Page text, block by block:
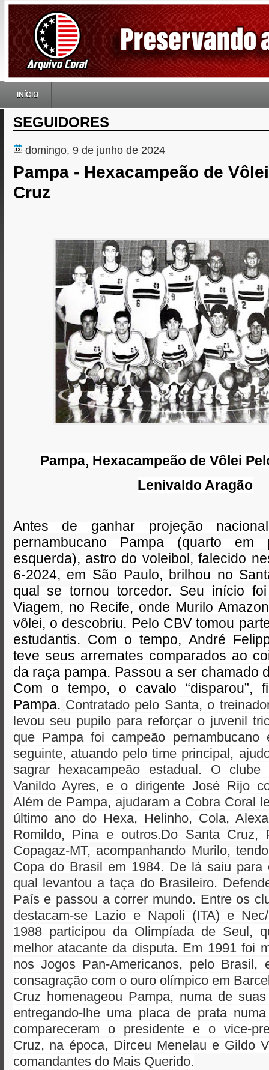
INÍCIO
SEGUIDORES
domingo, 9 de junho de 2024
Pampa - Hexacampeão de
Cruz
Pampa, Hexacampeão de Vôlei
Lenivaldo Aragão
Antes de ganhar projeção
pernambucano Pampa (quarto
esquerda), astro do voleibol, falecido
6-2024, em São Paulo, brilhou no
qual se tornou torcedor. Seu início
Viagem, no Recife, onde Murilo
vôlei, o descobriu. Pelo CBV tomou
estudantis. Com o tempo, André
teve seus arremates comparados ao
da raça pampa. Passou a ser chamado
Com o tempo, o cavalo “disparou”,
Pampa. Contratado pelo Santa, o
levou seu pupilo para reforçar o juvenil
que Pampa foi campeão
seguinte, atuando pelo time principal,
sagrar hexacampeão estadual. O
Vanildo Ayres, e o dirigente José Rijo
Além de Pampa, ajudaram a Cobra Coral
último ano do Hexa, Helinho, Cola,
Romildo, Pina e outros.Do Santa Cruz,
Copagaz-MT, acompanhando Murilo,
Copa do Brasil em 1984. De lá saiu para
qual levantou a taça do Brasileiro.
País e passou a correr mundo. Entre os
destacam-se Lazio e Napoli (ITA) e
1988 participou da Olimpíada de Seul,
melhor atacante da disputa. Em 1991 foi
nos Jogos Pan-Americanos, pelo
consagração com o ouro olímpico em
Cruz homenageou Pampa, numa de
entregando-lhe uma placa de prata
compareceram o presidente e o vice-
Cruz, na época, Dirceu Menelau e Gildo
comandantes do Mais Querido.